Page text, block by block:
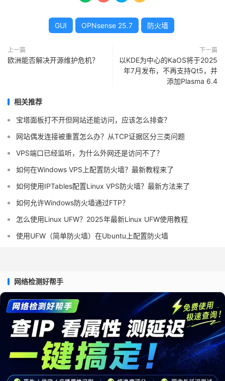
GUI OPNsense 25.7 防火墙
上一篇
欧洲能否解决开源维护危机？
下一篇
以KDE为中心的KaOS将于2025
年7月发布，不再支持Qt5，并
添加Plasma 6.4
相关推荐
宝塔面板打不开但网站还能访问，应该怎么排查？
网站偶发连接被重置怎么办？从TCP证据区分三类问题
VPS端口已经监听，为什么外网还是访问不了？
如何在Windows VPS上配置防火墙？最新教程来了
如何使用IPTables配置Linux VPS防火墙？最新方法来了
如何允许Windows防火墙通过FTP？
怎么使用Linux UFW？2025年最新Linux UFW使用教程
使用UFW（简单防火墙）在Ubuntu上配置防火墙
网络检测好帮手